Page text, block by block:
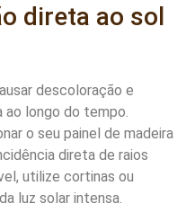
direta ao sol
descoloração e
ao longo do tempo.
o seu painel de madeira
direta de raios
utilize cortinas ou
luz solar intensa.